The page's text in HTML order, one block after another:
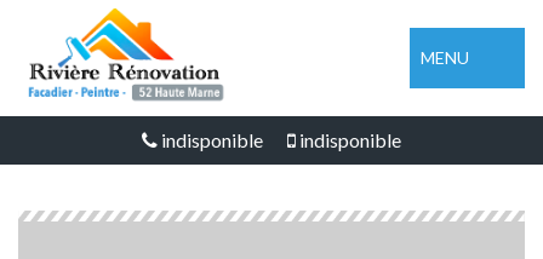
MENU
indisponible indisponible